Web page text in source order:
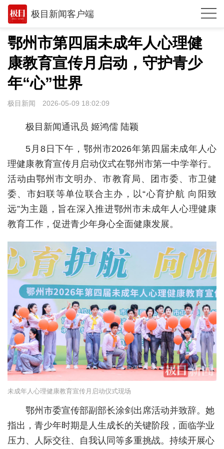
极目新闻客户端
推荐
观点
时政
湖北
环球
专题
极客圈
经济
城建
科教
健康
悠游
相亲
汽车
房产
消费
创意
文化
鄂州市第四届未成年人心理健
康教育宣传月启动，守护青少
年“心”世界
极目新闻 2026-05-09 18:02:09
极目新闻通讯员 姬鸿儒 陆颖
5月8日下午，鄂州市2026年第四届未成年人心
理健康教育宣传月启动仪式在鄂州市第一中学举行。
活动由鄂州市文明办、市教育局、团市委、市卫健
委、市妇联等单位联合主办，以“心育护航 向阳致
远”为主题，旨在深入推进鄂州市未成年人心理健康
教育工作，促进青少年身心全面健康发展。
未成年人心理健康教育宣传月启动仪式现场
鄂州市委宣传部副部长涂剑出席活动并致辞。她
指出，青少年时期是人生成长的关键阶段，面临学业
压力、人际交往、自我认同等多重挑战。持续开展心